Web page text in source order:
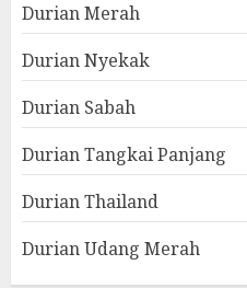
Durian Merah
Durian Nyekak
Durian Sabah
Durian Tangkai Panjang
Durian Thailand
Durian Udang Merah